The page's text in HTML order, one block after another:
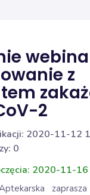
z
2
2020-11-12
0
2020-11-